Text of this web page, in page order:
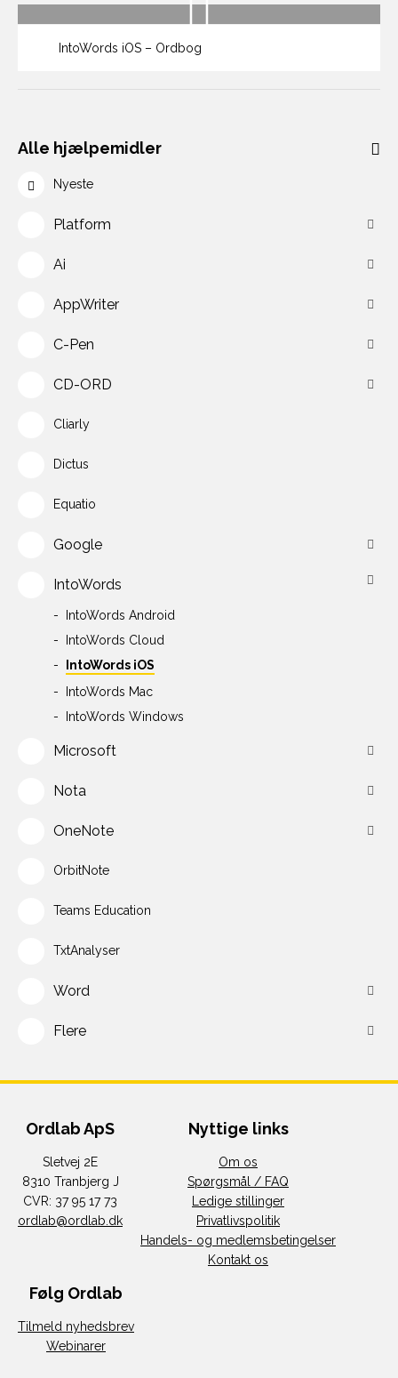
IntoWords iOS – Ordbog
Alle hjælpemidler
Nyeste
Platform
Ai
AppWriter
C-Pen
CD-ORD
Cliarly
Dictus
Equatio
Google
IntoWords
IntoWords Android
IntoWords Cloud
IntoWords iOS
IntoWords Mac
IntoWords Windows
Microsoft
Nota
OneNote
OrbitNote
Teams Education
TxtAnalyser
Word
Flere
Ordlab ApS
Sletvej 2E
8310 Tranbjerg J
CVR: 37 95 17 73
ordlab@ordlab.dk
Nyttige links
Om os
Spørgsmål / FAQ
Ledige stillinger
Privatlivspolitik
Handels- og medlemsbetingelser
Kontakt os
Følg Ordlab
Tilmeld nyhedsbrev
Webinarer